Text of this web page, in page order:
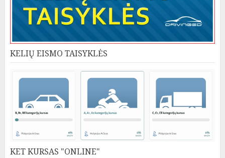
KELIŲ EISMO TAISYKLĖS
KET KURSAS "ONLINE"